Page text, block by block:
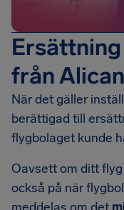
från
När det gäller
berättigad till
flygbolaget kunde
Oavsett om ditt
också på när